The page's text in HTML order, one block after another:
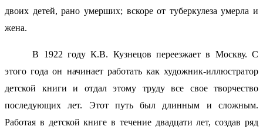
двоих детей, рано умерших; вскоре от туберкулеза умерла и
жена.
В 1922 году К.В. Кузнецов переезжает в Москву. С
этого года он начинает работать как художник-иллюстратор
детской книги и отдал этому труду все свое творчество
последующих лет. Этот путь был длинным и сложным.
Работая в детской книге в течение двадцати лет, создав ряд